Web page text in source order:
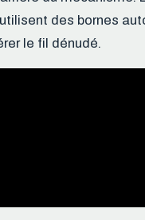
des bornes
le fil dénudé.